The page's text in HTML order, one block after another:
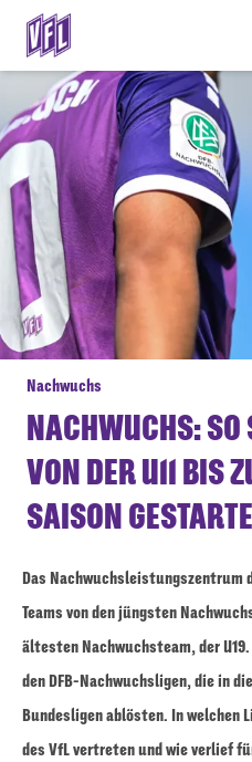
Nachwuchs
NACHWUCHS: SO
VON DER U11 BIS
SAISON
Das Nachwuchsleistungszentrum
Teams von den jüngsten
ältesten Nachwuchsteam, der U19.
den DFB-Nachwuchsligen, die in
Bundesligen ablösten. In welchen
des VfL vertreten und wie verlief